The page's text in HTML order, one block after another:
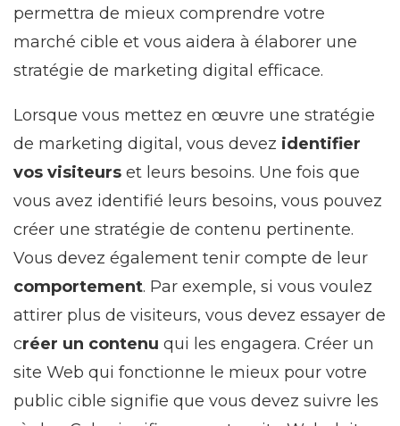
permettra de mieux comprendre votre
marché cible et vous aidera à élaborer une
stratégie de marketing digital efficace.
Lorsque vous mettez en œuvre une stratégie
de marketing digital, vous devez identifier
vos visiteurs et leurs besoins. Une fois que
vous avez identifié leurs besoins, vous pouvez
créer une stratégie de contenu pertinente.
Vous devez également tenir compte de leur
comportement. Par exemple, si vous voulez
attirer plus de visiteurs, vous devez essayer de
créer un contenu qui les engagera. Créer un
site Web qui fonctionne le mieux pour votre
public cible signifie que vous devez suivre les